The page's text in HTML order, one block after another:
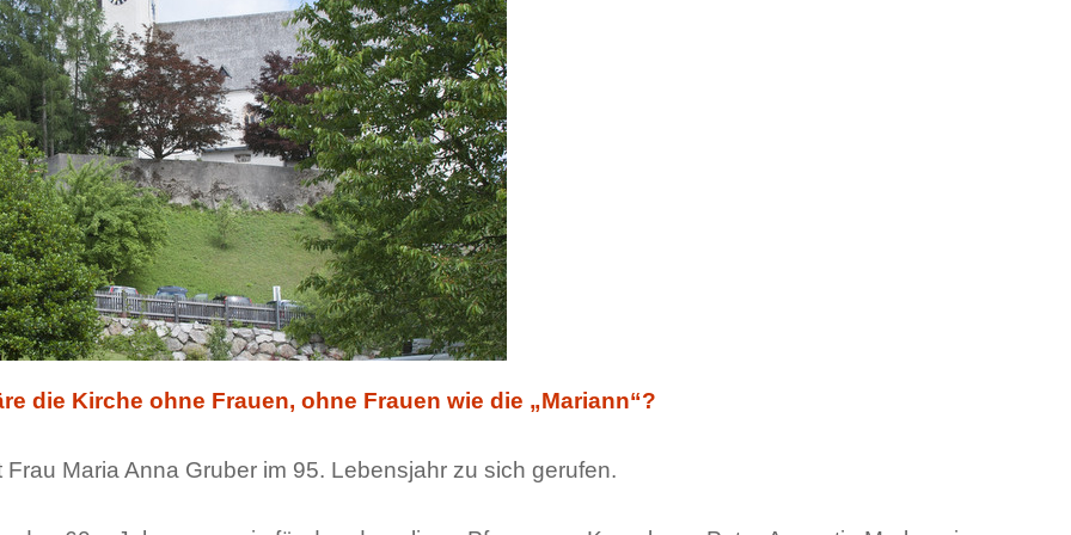
die Kirche ohne Frauen, ohne Frauen wie die „Mariann“?
Frau Maria Anna Gruber im 95. Lebensjahr zu sich gerufen.